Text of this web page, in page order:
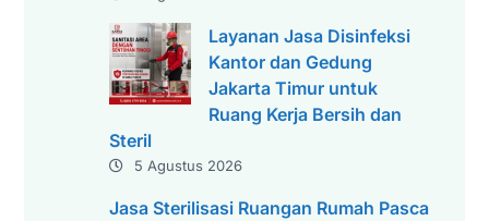
Layanan Jasa Disinfeksi
Kantor dan Gedung
Jakarta Timur untuk
Ruang Kerja Bersih dan
Steril
5 Agustus 2026
Jasa Sterilisasi Ruangan Rumah Pasca